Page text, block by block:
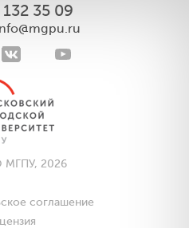
35 09
МГПУ, 2026
соглашение